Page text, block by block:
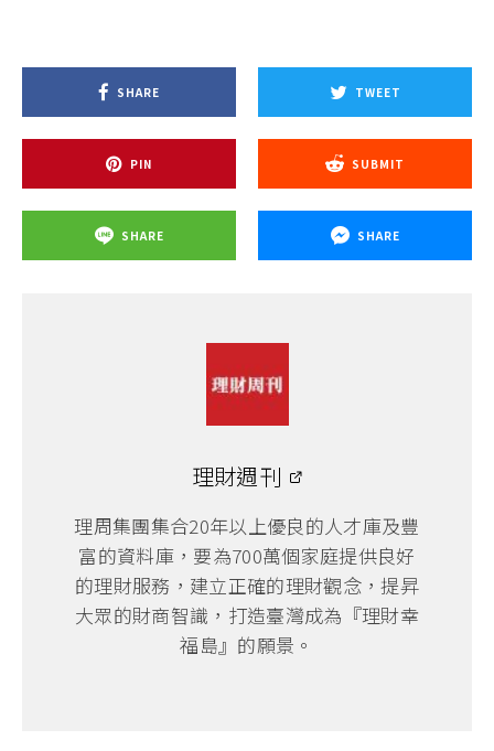
SHARE TWEET
PIN SUBMIT
SHARE SHARE
理財週刊
理周集團集合20年以上優良的人才庫及豐
富的資料庫，要為700萬個家庭提供良好
的理財服務，建立正確的理財觀念，提昇
大眾的財商智識，打造臺灣成為『理財幸
福島』的願景。